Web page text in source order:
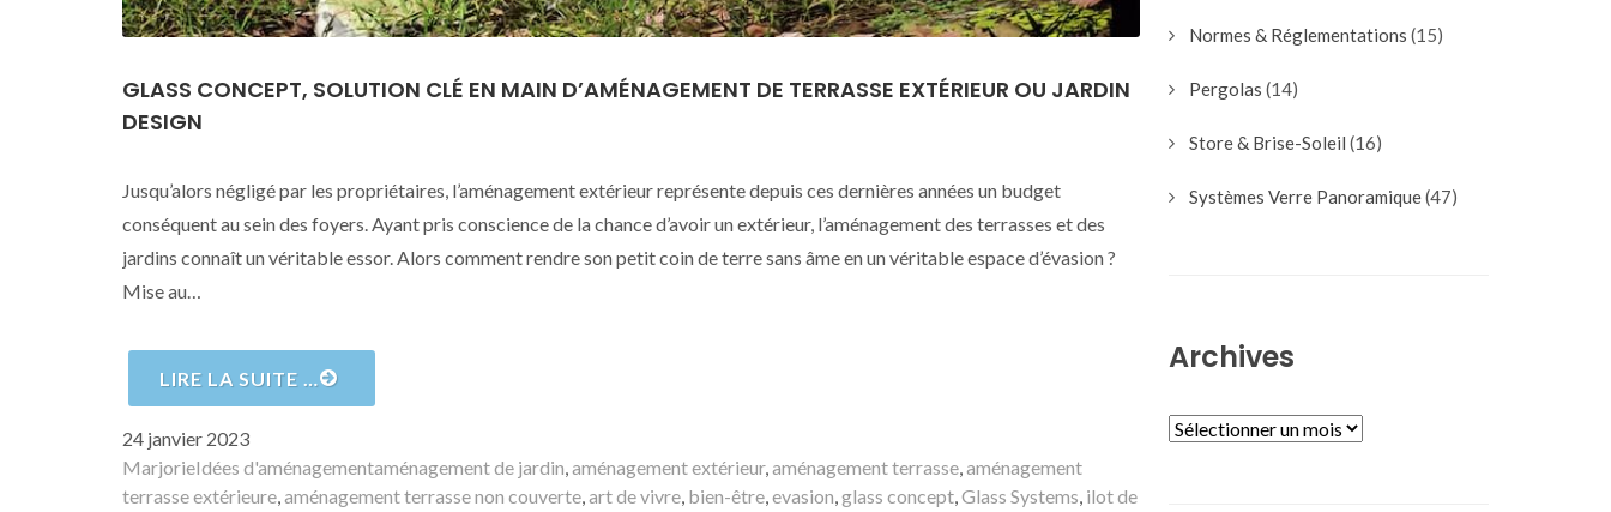
GLASS CONCEPT, SOLUTION CLÉ EN MAIN D’AMÉNAGEMENT DE TERRASSE EXTÉRIEUR OU JARDIN
DESIGN
Jusqu’alors négligé par les propriétaires, l’aménagement extérieur représente depuis ces dernières années un budget
conséquent au sein des foyers. Ayant pris conscience de la chance d’avoir un extérieur, l’aménagement des terrasses et des
jardins connaît un véritable essor. Alors comment rendre son petit coin de terre sans âme en un véritable espace d’évasion ?
Mise au…
LIRE LA SUITE …
Publié
le
24 janvier 2023
Auteur
MarjorieCatégories
Idées d'aménagementMots-
clés
aménagement de jardin,aménagement extérieur,aménagement terrasse,aménagement
terrasse extérieure,aménagement terrasse non couverte,art de vivre, bien-être,evasion,glass concept,Glass Systems, ilot de
Normes & Réglementations (15)
Pergolas (14)
Store & Brise-Soleil (16)
Systèmes Verre Panoramique(47)
Archives
ARCHIVES